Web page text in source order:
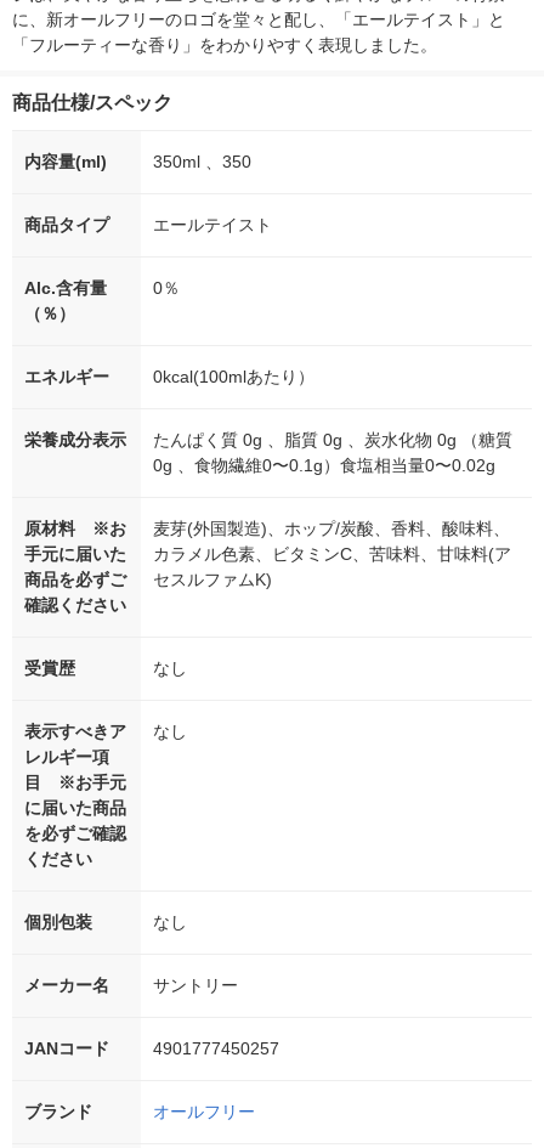
に、新オールフリーのロゴを堂々と配し、「エールテイスト」と
「フルーティーな香り」をわかりやすく表現しました。
商品仕様/スペック
内容量(ml) 350ml 、350
商品タイプ エールテイスト
Alc.含有量
（％）
0％
エネルギー 0kcal(100mlあたり）
栄養成分表示
たんぱく質 0g 、脂質 0g 、炭水化物 0g （糖質
0g 、食物繊維0〜0.1g）食塩相当量0〜0.02g
原材料 ※お
手元に届いた
商品を必ずご
確認ください
麦芽(外国製造)、ホップ/炭酸、香料、酸味料、
カラメル色素、ビタミンC、苦味料、甘味料(ア
セスルファムK)
受賞歴 なし
表示すべきア
レルギー項
目 ※お手元
に届いた商品
を必ずご確認
ください
なし
個別包装 なし
メーカー名 サントリー
JANコード 4901777450257
ブランド オールフリー